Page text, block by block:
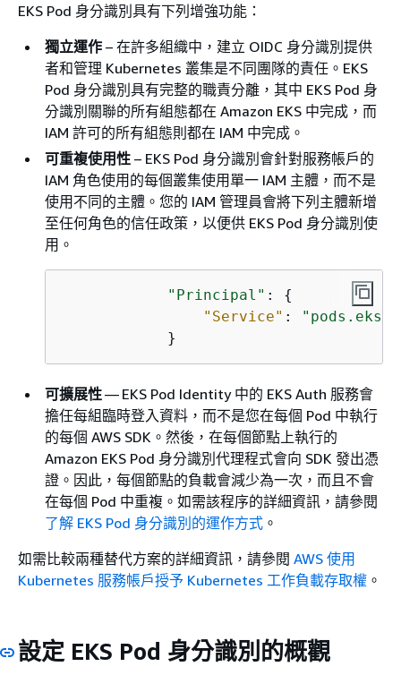
EKS Pod 身分識別具有下列增強功能：
獨立運作 – 在許多組織中，建立 OIDC 身分識別提供
者和管理 Kubernetes 叢集是不同團隊的責任。EKS
Pod 身分識別具有完整的職責分離，其中 EKS Pod 身
分識別關聯的所有組態都在 Amazon EKS 中完成，而
IAM 許可的所有組態則都在 IAM 中完成。
可重複使用性 – EKS Pod 身分識別會針對服務帳戶的
IAM 角色使用的每個叢集使用單一 IAM 主體，而不是
使用不同的主體。您的 IAM 管理員會將下列主體新增
至任何角色的信任政策，以便供 EKS Pod 身分識別使
用。
"Principal" : {
"Service" :
            }
可擴展性— EKS Pod Identity 中的 EKS Auth 服務會
擔任每組臨時登入資料，而不是您在每個 Pod 中執行
的每個 AWS SDK。然後，在每個節點上執行的
Amazon EKS Pod 身分識別代理程式會向 SDK 發出憑
證。因此，每個節點的負載會減少為一次，而且不會
在每個 Pod 中重複。如需該程序的詳細資訊，請參閱
了解 EKS Pod 身分識別的運作方式 。
如需比較兩種替代方案的詳細資訊，請參閱 AWS 使用
Kubernetes 服務帳戶授予 Kubernetes 工作負載存取權 。
設定 EKS Pod 身分識別的概觀